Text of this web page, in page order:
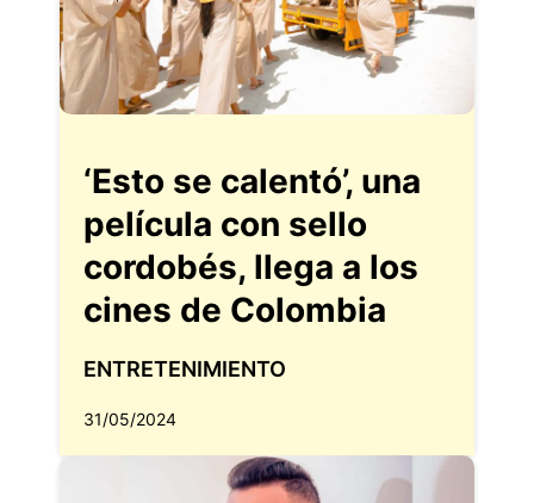
‘Esto se calentó’, una
película con sello
cordobés, llega a los
cines de Colombia
ENTRETENIMIENTO
31/05/2024